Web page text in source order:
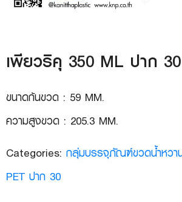
เพียวริคุ 350 ML ปาก 30
ขนาดก้นขวด : 59 MM.
ความสูงขวด : 205.3 MM.
Categories: กลุ่มบรรจุภัณฑ์ขวดน้ำหวา
PET ปาก 30